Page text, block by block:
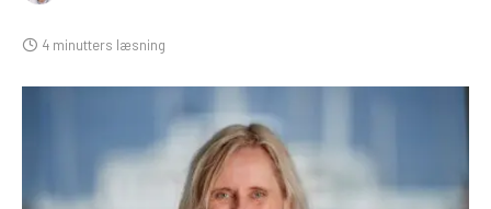
4 minutters læsning